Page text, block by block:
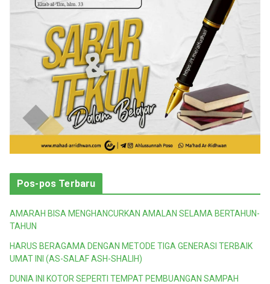
Pos-pos Terbaru
AMARAH BISA MENGHANCURKAN AMALAN SELAMA BERTAHUN-
TAHUN
HARUS BERAGAMA DENGAN METODE TIGA GENERASI TERBAIK
UMAT INI (AS-SALAF ASH-SHALIH)
DUNIA INI KOTOR SEPERTI TEMPAT PEMBUANGAN SAMPAH